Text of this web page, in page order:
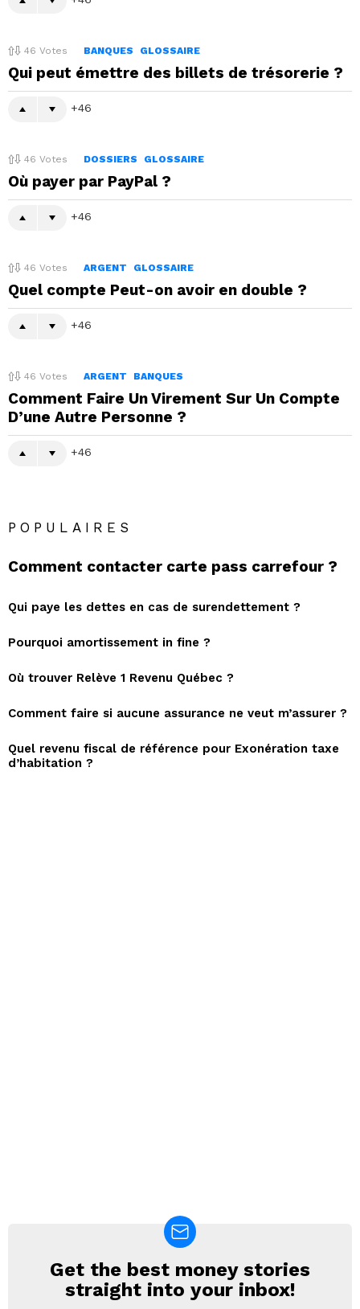
46 Votes BANQUES GLOSSAIRE
Qui peut émettre des billets de trésorerie ?
46
46 Votes DOSSIERS GLOSSAIRE
Où payer par PayPal ?
46
46 Votes ARGENT GLOSSAIRE
Quel compte Peut-on avoir en double ?
46
46 Votes ARGENT BANQUES
Comment Faire Un Virement Sur Un Compte
D’une Autre Personne ?
46
POPULAIRES
Comment contacter carte pass carrefour ?
Qui paye les dettes en cas de surendettement ?
Pourquoi amortissement in fine ?
Où trouver Relève 1 Revenu Québec ?
Comment faire si aucune assurance ne veut m’assurer ?
Quel revenu fiscal de référence pour Exonération taxe
d’habitation ?
NEWSLETTER
Get the best money stories
straight into your inbox!